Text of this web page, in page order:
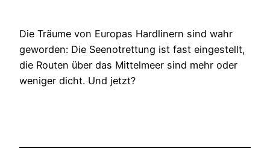
Die Träume von Europas Hardlinern sind wahr
geworden: Die Seenotrettung ist fast eingestellt,
die Routen über das Mittelmeer sind mehr oder
weniger dicht. Und jetzt?